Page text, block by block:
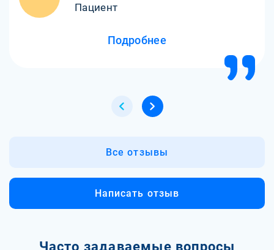
Пациент
Подробнее
Все отзывы
Написать отзыв
Часто задаваемые вопросы